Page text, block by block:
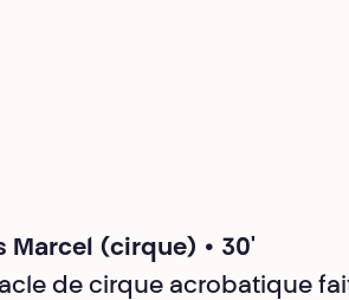
Marcel (cirque) • 30'
de cirque acrobatique